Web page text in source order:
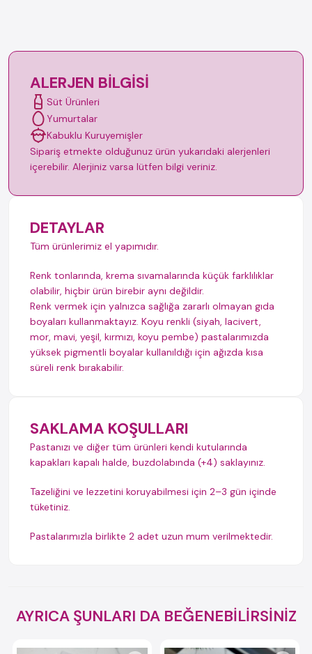
ALERJEN BILGISI
Süt Ürünleri
Yumurtalar
Kabuklu Kuruyemişler
Sipariş etmekte olduğunuz ürün yukarıdaki alerjenleri
içerebilir. Alerjiniz varsa lütfen bilgi veriniz.
DETAYLAR
Tüm ürünlerimiz el yapımıdır.
Renk tonlarında, krema sıvamalarında küçük farklılıklar
olabilir, hiçbir ürün birebir aynı değildir.
Renk vermek için yalnızca sağlığa zararlı olmayan gıda
boyaları kullanmaktayız. Koyu renkli (siyah, lacivert,
mor, mavi, yeşil, kırmızı, koyu pembe) pastalarımızda
yüksek pigmentli boyalar kullanıldığı için ağızda kısa
süreli renk bırakabilir.
SAKLAMA KOŞULLARI
Pastanızı ve diğer tüm ürünleri kendi kutularında
kapakları kapalı halde, buzdolabında (+4) saklayınız.
Tazeliğini ve lezzetini koruyabilmesi için 2–3 gün içinde
tüketiniz.
Pastalarımızla birlikte 2 adet uzun mum verilmektedir.
AYRICA ŞUNLARI DA BEĞENEBİLİRSİNİZ